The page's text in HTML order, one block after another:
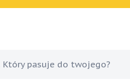
Który pasuje do twojego?